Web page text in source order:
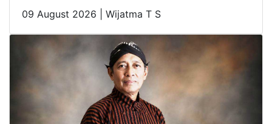
09 August 2026 | Wijatma T S